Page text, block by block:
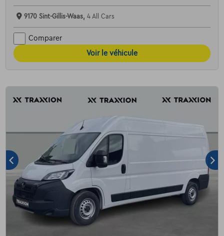
9170 Sint-Gillis-Waas, 4 All Cars
Comparer
Voir le véhicule